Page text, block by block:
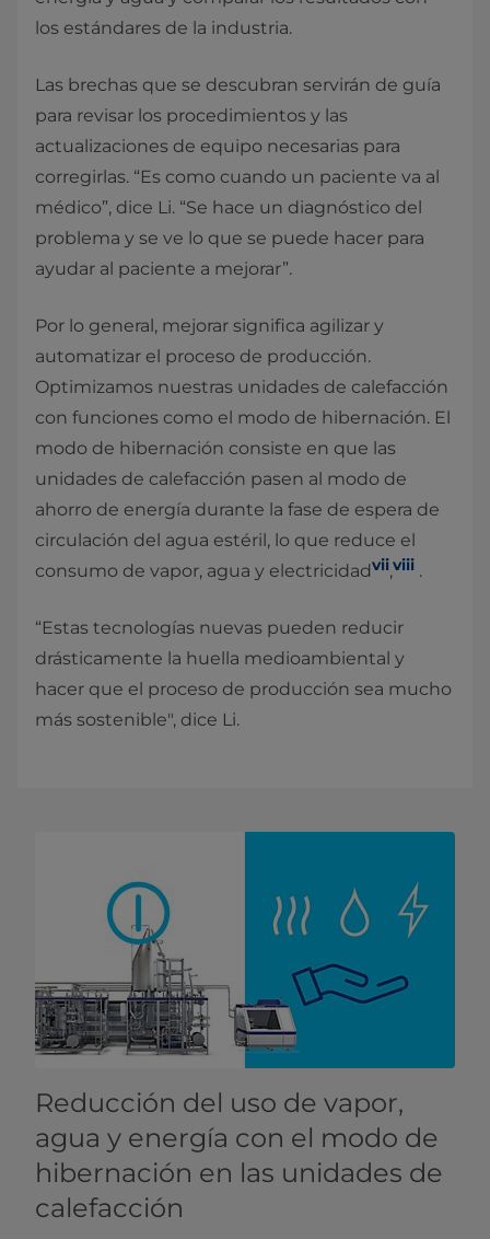
los estándares de la industria.
Las brechas que se descubran servirán de guía
para revisar los procedimientos y las
actualizaciones de equipo necesarias para
corregirlas. “Es como cuando un paciente va al
médico”, dice Li. “Se hace un diagnóstico del
problema y se ve lo que se puede hacer para
ayudar al paciente a mejorar”.
Por lo general, mejorar significa agilizar y
automatizar el proceso de producción.
Optimizamos nuestras unidades de calefacción
con funciones como el modo de hibernación. El
modo de hibernación consiste en que las
unidades de calefacción pasen al modo de
ahorro de energía durante la fase de espera de
circulación del agua estéril, lo que reduce el
consumo de vapor, agua y electricidadvii,viii .
“Estas tecnologías nuevas pueden reducir
drásticamente la huella medioambiental y
hacer que el proceso de producción sea mucho
más sostenible", dice Li.
Reducción del uso de vapor,
agua y energía con el modo de
hibernación en las unidades de
calefacción